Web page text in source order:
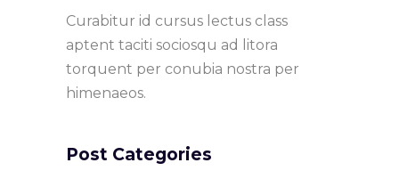
Curabitur id cursus lectus class
aptent taciti sociosqu ad litora
torquent per conubia nostra per
himenaeos.
Post Categories